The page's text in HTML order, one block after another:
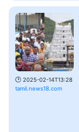
🕑 2025-02-14T13:28
tamil.news18.com